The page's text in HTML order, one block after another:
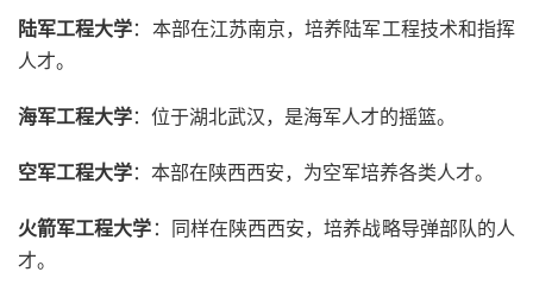
陆军工程大学：本部在江苏南京，培养陆军工程技术和指挥
人才。
海军工程大学：位于湖北武汉，是海军人才的摇篮。
空军工程大学：本部在陕西西安，为空军培养各类人才。
火箭军工程大学 ：同样在陕西西安，培养战略导弹部队的人
才。